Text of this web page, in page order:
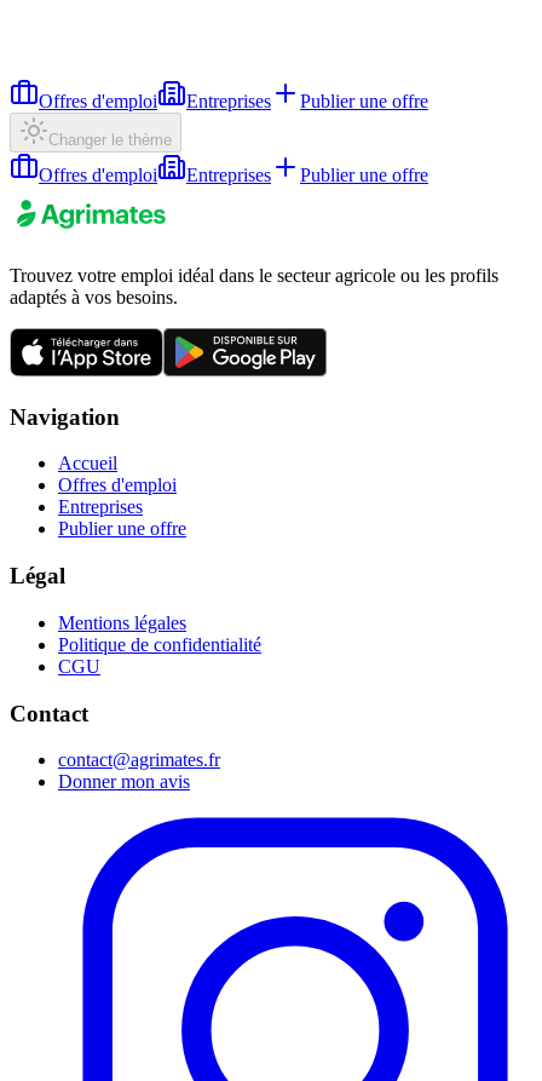
Offres d'emploi Entreprises Publier une offre
Changer le thème
Offres d'emploi Entreprises Publier une offre
Trouvez votre emploi idéal dans le secteur agricole ou les profils
adaptés à vos besoins.
Navigation
Accueil
Offres d'emploi
Entreprises
Publier une offre
Légal
Mentions légales
Politique de confidentialité
CGU
Contact
contact@agrimates.fr
Donner mon avis